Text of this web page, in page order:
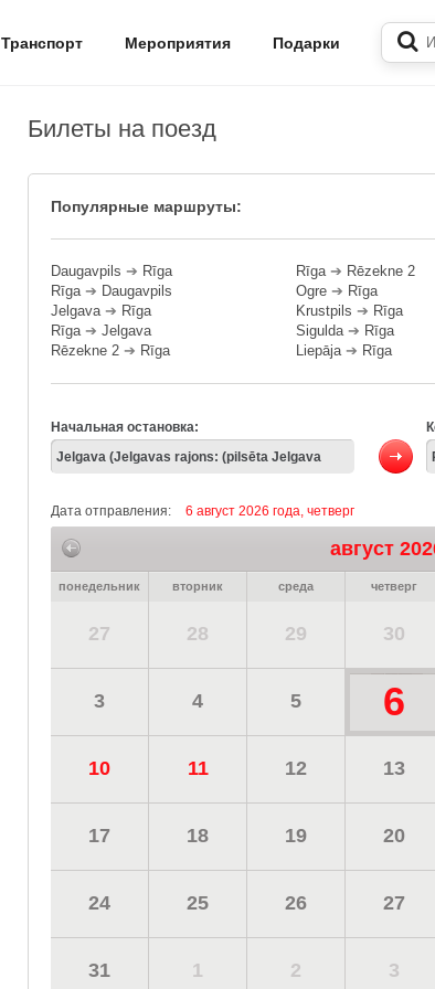
Транспорт Мероприятия Подарки
Билеты на поезд
Популярные маршруты:
Daugavpils ➔ Rīga
Rīga➔ Daugavpils
Jelgava➔ Rīga
Rīga➔ Jelgava
Rēzekne 2 ➔ Rīga
Rīga➔ Rēzekne 2
Ogre ➔ Rīga
Krustpils ➔ Rīga
Sigulda➔ Rīga
Liepāja➔ Rīga
Начальная остановка:
Дата отправления: 6 август 2026 года, четверг
август
понедельник вторник среда четверг
27 28 29 30
3 4 5 6
10 11 12 13
17 18 19 20
24 25 26 27
31 1 2 3